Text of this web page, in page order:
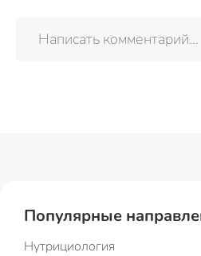
Написать комментарий...
Популярные
Нутрициология